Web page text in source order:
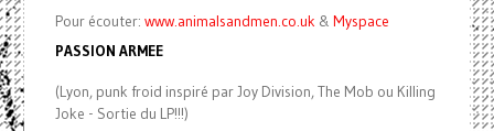
Pour écouter: www.animalsandmen.co.uk & Myspace
PASSION ARMEE
(Lyon, punk froid inspiré par Joy Division, The Mob ou Killing
Joke - Sortie du LP!!!)